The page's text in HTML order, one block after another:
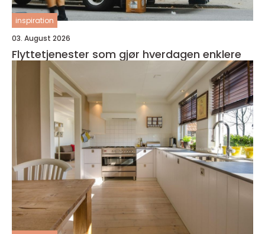
inspiration
03. August 2026
Flyttetjenester som gjør hverdagen enklere